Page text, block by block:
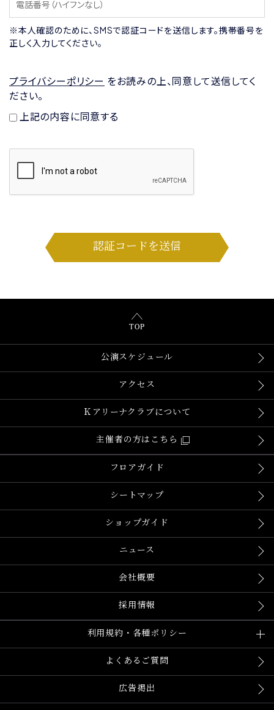
※本人確認のために、SMSで認証コードを送信します。携帯番号を
正しく入力してください。
プライバシーポリシー をお読みの上、同意して送信してく
ださい。
上記の内容に同意する
認証コードを送信
TOP
公演スケジュール
アクセス
Ｋアリーナクラブについて
主催者の方はこちら
フロアガイド
シートマップ
ショップガイド
ニュース
会社概要
採用情報
利用規約・各種ポリシー
よくあるご質問
広告掲出